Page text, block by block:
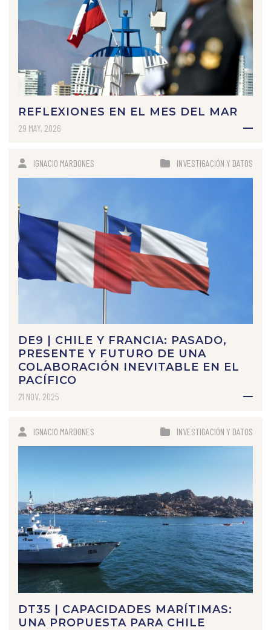
REFLEXIONES EN EL MES DEL MAR
29 MAY, 2026
IGNACIO MARDONES INVESTIGACIÓN Y DATOS
DE9 | CHILE Y FRANCIA: PASADO,
PRESENTE Y FUTURO DE UNA
COLABORACIÓN INEVITABLE EN EL
PACÍFICO
21 NOV, 2025
IGNACIO MARDONES INVESTIGACIÓN Y DATOS
DT35 | CAPACIDADES MARÍTIMAS:
UNA PROPUESTA PARA CHILE